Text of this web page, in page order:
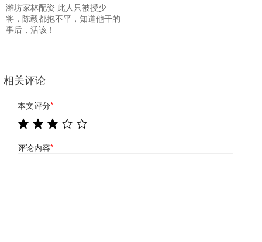
潍坊家林配资 此人只被授少
将，陈毅都抱不平，知道他干的
事后，活该！
相关评论
本文评分*
评论内容*